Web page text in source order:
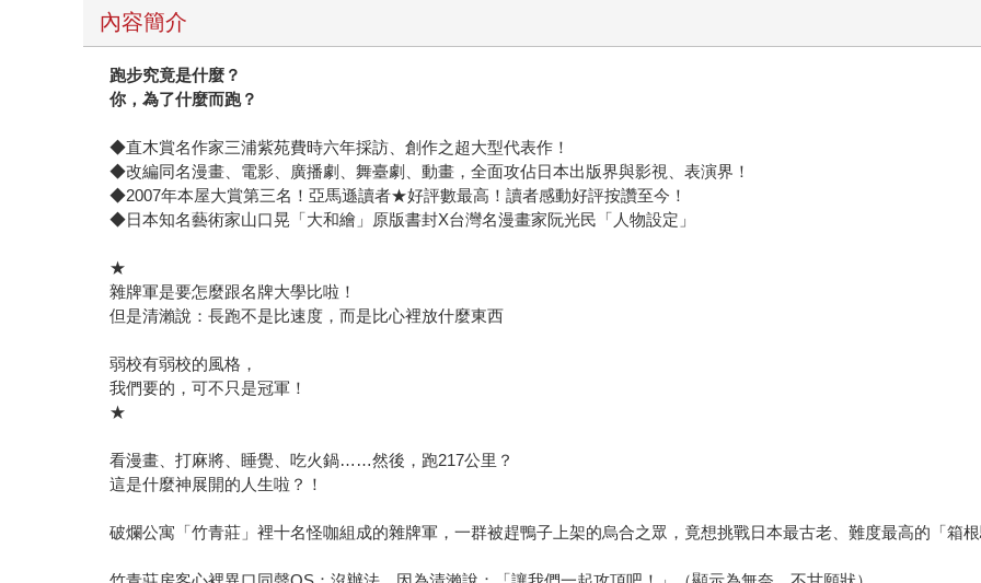
內容簡介
跑步究竟是什麼？
你，為了什麼而跑？
◆直木賞名作家三浦紫苑費時六年採訪、創作之超大型代表作！
◆改編同名漫畫、電影、廣播劇、舞臺劇、動畫，全面攻佔日本出版界與影視、表演界！
◆2007年本屋大賞第三名！亞馬遜讀者★好評數最高！讀者感動好評按讚至今！
◆日本知名藝術家山口晃「大和繪」原版書封X台灣名漫畫家阮光民「人物設定」
★
雜牌軍是要怎麼跟名牌大學比啦！
但是清瀨說：長跑不是比速度，而是比心裡放什麼東西
弱校有弱校的風格，
我們要的，可不只是冠軍！
★
看漫畫、打麻將、睡覺、吃火鍋……然後，跑217公里？
這是什麼神展開的人生啦？！
破爛公寓「竹青莊」裡十名怪咖組成的雜牌軍，一群被趕鴨子上架的烏合之眾，竟想挑戰日本最古老、難度最高的「箱